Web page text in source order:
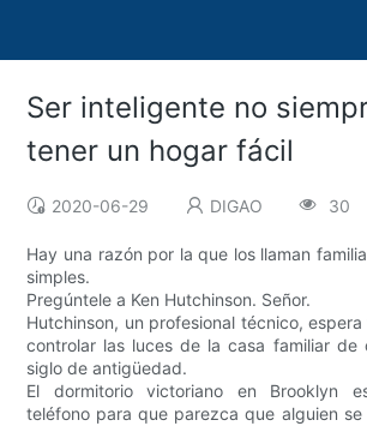
Ser inteligente no
tener un hogar fácil
2020-06-29 DIGAO 30
Hay una razón por la que los llaman
simples.
Pregúntele a Ken Hutchinson. Señor.
Hutchinson, un profesional técnico,
controlar las luces de la casa familiar de
siglo de antigüedad.
El dormitorio victoriano en Brooklyn
teléfono para que parezca que alguien